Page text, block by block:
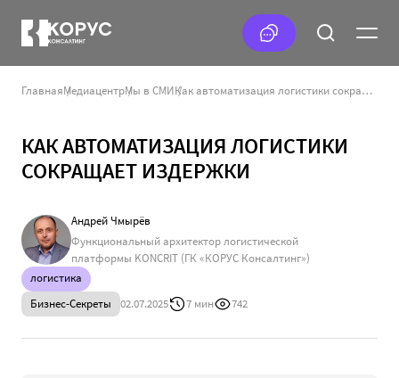
ГлавнаяМедиацентрМы в СМИ Как автоматизация логистики сокращает издержки
КАК АВТОМАТИЗАЦИЯ ЛОГИСТИКИ
СОКРАЩАЕТ ИЗДЕРЖКИ
логистика
Бизнес-Секреты
02.07.2025 7 мин 742
Андрей Чмырёв
Функциональный архитектор логистической
платформы KONCRIT (ГК «КОРУС Консалтинг»)